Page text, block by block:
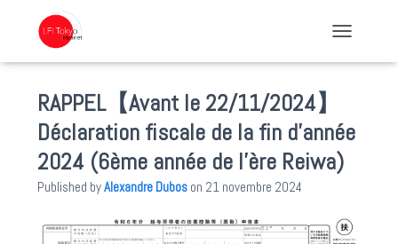
RAPPEL【Avant le 22/11/2024】
Déclaration fiscale de la fin d’année
2024 (6ème année de l’ère Reiwa)
Published byAlexandre Dubos on 21 novembre 2024